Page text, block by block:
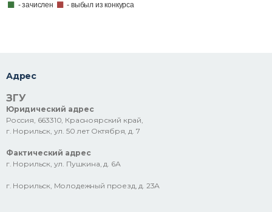
- зачислен - выбыл из конкурса
Адрес
ЗГУ
Юридический адрес
Россия, 663310, Красноярский край,
г. Норильск, ул. 50 лет Октября, д. 7
Фактический адрес
г. Норильск, ул. Пушкина, д. 6А
г. Норильск, Молодежный проезд, д. 23А